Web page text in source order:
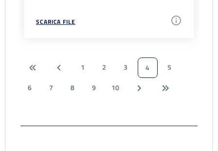
SCARICA FILE
1 2 3 4
5
6
7 8 9 10